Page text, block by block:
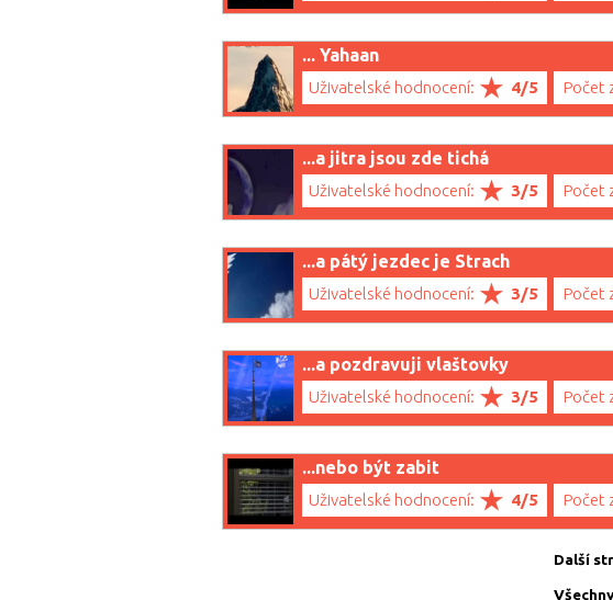
... Yahaan
Uživatelské hodnocení: 4/5 Počet
...a jitra jsou zde tichá
Uživatelské hodnocení: 3/5 Počet
...a pátý jezdec je Strach
Uživatelské hodnocení: 3/5 Počet
...a pozdravuji vlaštovky
Uživatelské hodnocení: 3/5 Počet
...nebo být zabit
Uživatelské hodnocení: 4/5 Počet
Další